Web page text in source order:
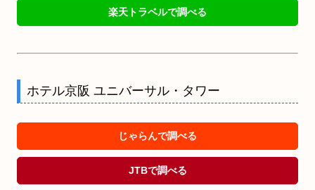
楽天トラベルで調べる
ホテル京阪 ユニバーサル・タワー
じゃらんで調べる
JTBで調べる